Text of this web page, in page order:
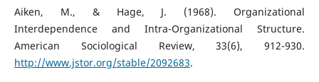
Aiken, M., & Hage, J. (1968). Organizational
Interdependence and Intra-Organizational Structure.
American Sociological Review, 33(6), 912-930.
http://www.jstor.org/stable/2092683.